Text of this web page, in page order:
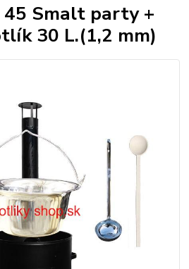
Smalt party +
30 L.(1,2 mm)